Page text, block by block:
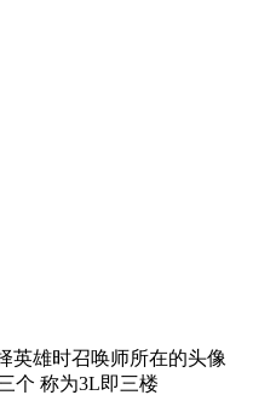
英雄时召唤师所在的头像
个 称为3L即三楼